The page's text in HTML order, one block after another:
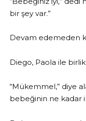
bir şey var.”
Devam edemeden
Diego, Paola ile
“Mükemmel,” diye
bebeğinin ne kadar